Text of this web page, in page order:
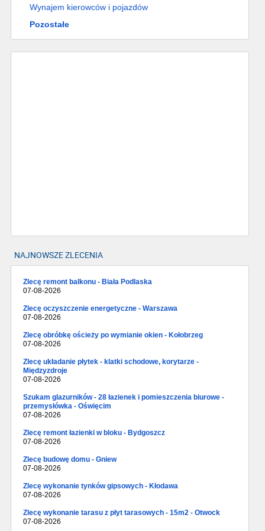
Wynajem kierowców i pojazdów
Pozostałe
NAJNOWSZE ZLECENIA
Zlecę remont balkonu - Biała Podlaska
07-08-2026
Zlecę oczyszczenie energetyczne - Warszawa
07-08-2026
Zlecę obróbkę ościeży po wymianie okien - Kołobrzeg
07-08-2026
Zlecę układanie płytek - klatki schodowe, korytarze -
Międzyzdroje
07-08-2026
Szukam glazurników - 28 łazienek i pomieszczenia biurowe -
przemysłówka - Oświęcim
07-08-2026
Zlecę remont łazienki w bloku - Bydgoszcz
07-08-2026
Zlecę budowę domu - Gniew
07-08-2026
Zlecę wykonanie tynków gipsowych - Kłodawa
07-08-2026
Zlecę wykonanie tarasu z płyt tarasowych - 15m2 - Otwock
07-08-2026